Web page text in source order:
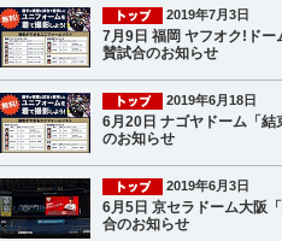
2019年7月3日
7月9日 福岡 ヤフオク!ド
賛試合のお知らせ
2019年6月18日
6月20日 ナゴヤドーム「
のお知らせ
2019年6月3日
6月5日 京セラドーム大阪
合のお知らせ